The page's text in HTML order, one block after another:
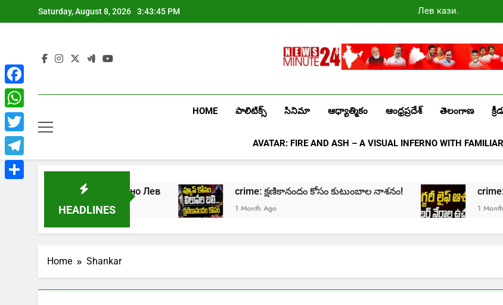
to
Saturday, August 8, 2026 3:43:45 PM
Лев казино
промокоды
Newsminute24
HOME పాలిటిక్స్ సినిమా ఆధ్యాత్మికం ఆంధ్రప్రదేశ్ తెలంగాణ
AVATAR: FIRE AND ASH – A VISUAL INFERNO WITH
HEADLINES
Играть в онлайн казино Лев crime: క్షణికానందం కోసం కుటుంబాల నాశనం!
1 Month Ago
crime:
1 Month Ago
Home Shankar
Facebook
WhatsApp
Twitter
Telegram